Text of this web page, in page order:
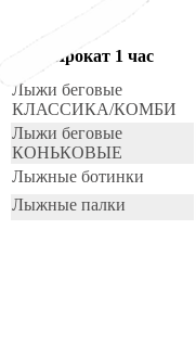
Прокат 1 час
Лыжи беговые
КЛАССИКА/КОМБИ
Лыжи беговые
КОНЬКОВЫЕ
Лыжные ботинки
Лыжные палки